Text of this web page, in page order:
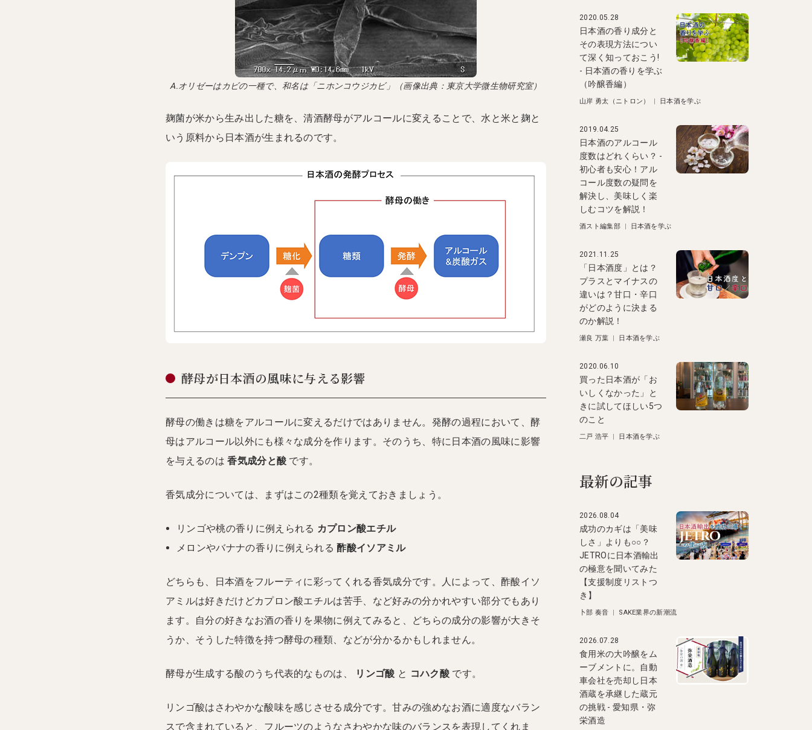
A.オリゼーはカビの一種で、和名は「ニホンコウジカビ」（画像出典：東京大学微生物研究室）
麹菌が米から生み出した糖を、清酒酵母がアルコールに変えることで、水と米と麹と
いう原料から日本酒が生まれるのです。
酵母が日本酒の風味に与える影響
酵母の働きは糖をアルコールに変えるだけではありません。発酵の過程において、酵
母はアルコール以外にも様々な成分を作ります。そのうち、特に日本酒の風味に影響
を与えるのは香気成分と酸 です。
香気成分については、まずはこの2種類を覚えておきましょう。
リンゴや桃の香りに例えられる カプロン酸エチル
メロンやバナナの香りに例えられる酢酸イソアミル
どちらも、日本酒をフルーティに彩ってくれる香気成分です。人によって、酢酸イソ
アミルは好きだけどカプロン酸エチルは苦手、など好みの分かれやすい部分でもあり
ます。自分の好きなお酒の香りを果物に例えてみると、どちらの成分の影響が大きそ
うか、そうした特徴を持つ酵母の種類、などが分かるかもしれません。
酵母が生成する酸のうち代表的なものは、 リンゴ酸 と コハク酸です。
リンゴ酸はさわやかな酸味を感じさせる成分です。甘みの強めなお酒に適度なバラン
スで含まれていると、フルーツのようなさわやかな味のバランスを表現してくれま
2020.05.28
日本酒の香り成分と
その表現方法につい
て深く知っておこう!
- 日本酒の香りを学ぶ
（吟醸香編）
山岸 勇太（ニトロン） | 日本酒を学ぶ
2019.04.25
日本酒のアルコール
度数はどれくらい？ -
初心者も安心！アル
コール度数の疑問を
解決し、美味しく楽
しむコツを解説！
酒スト編集部| 日本酒を学ぶ
2021.11.25
「日本酒度」とは？
プラスとマイナスの
違いは？甘口・辛口
がどのように決まる
のか解説！
瀬良 万葉 | 日本酒を学ぶ
2020.06.10
買った日本酒が「お
いしくなかった」と
きに試してほしい5つ
のこと
二戸 浩平 | 日本酒を学ぶ
最新の記事
2026.08.04
成功のカギは「美味
しさ」よりも○○？
JETROに日本酒輸出
の極意を聞いてみた
【支援制度リストつ
き】
卜部 奏音 | SAKE業界の新潮流
2026.07.28
食用米の大吟醸をム
ーブメントに。自動
車会社を売却し日本
酒蔵を承継した蔵元
の挑戦 - 愛知県・弥
栄酒造